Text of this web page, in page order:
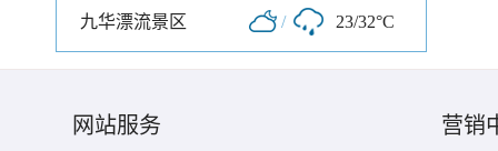
九华漂流景区 / 23/32°C
网站服务 营销